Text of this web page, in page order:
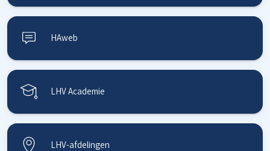
HAweb
LHV Academie
LHV-afdelingen